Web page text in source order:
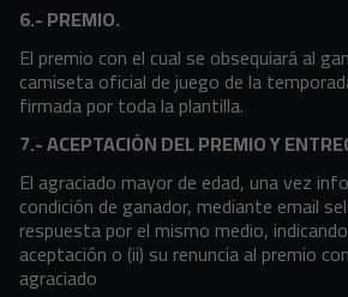
6.- PREMIO.
El premio con el cual se obsequiará al
camiseta oficial de juego de la
firmada por toda la plantilla.
7.- ACEPTACIÓN DEL PREMIO Y
El agraciado mayor de edad, una vez
condición de ganador, mediante email
respuesta por el mismo medio,
aceptación o (ii) su renuncia al premio
agraciado